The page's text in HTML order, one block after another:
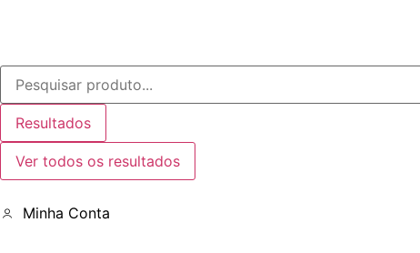
Resultados
Ver todos os resultados
Minha Conta